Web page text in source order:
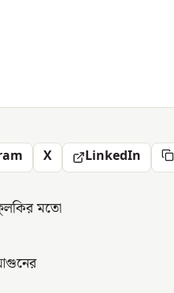
X LinkedIn
মতো